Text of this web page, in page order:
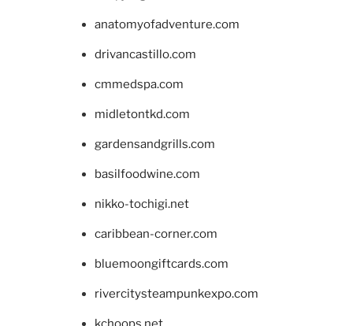
anatomyofadventure.com
drivancastillo.com
cmmedspa.com
midletontkd.com
gardensandgrills.com
basilfoodwine.com
nikko-tochigi.net
caribbean-corner.com
bluemoongiftcards.com
rivercitysteampunkexpo.com